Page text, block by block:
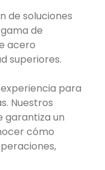
de soluciones
de
acero
superiores.
para
Nuestros
garantiza un
cómo